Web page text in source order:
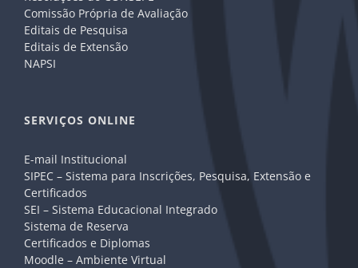
Comissão Própria de Avaliação
Editais de Pesquisa
Editais de Extensão
NAPSI
SERVIÇOS ONLINE
E-mail Institucional
SIPEC – Sistema para Inscrições, Pesquisa, Extensão e
Certificados
SEI – Sistema Educacional Integrado
Sistema de Reserva
Certificados e Diplomas
Moodle – Ambiente Virtual